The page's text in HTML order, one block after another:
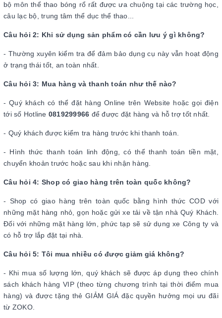
bộ môn thể thao bóng rổ rất được ưa chuộng tại các trường học,
câu lạc bộ, trung tâm thể dục thể thao...
Câu hỏi 2: Khi sử dụng sản phẩm có cần lưu ý gì không?
- Thường xuyên kiểm tra để đảm bảo dụng cụ này vẫn hoạt động
ở trạng thái tốt, an toàn nhất.
Câu hỏi 3: Mua hàng và thanh toán như thế nào?
- Quý khách có thể đặt hàng Online trên Website hoặc gọi điện
tới số Hotline 0819299966 để được đặt hàng và hỗ trợ tốt nhất.
- Quý khách được kiểm tra hàng trước khi thanh toán.
- Hình thức thanh toán linh động, có thể thanh toán tiền mặt,
chuyển khoản trước hoặc sau khi nhận hàng.
Câu hỏi 4: Shop có giao hàng trên toàn quốc không?
- Shop có giao hàng trên toàn quốc bằng hình thức COD với
những mặt hàng nhỏ, gọn hoặc gửi xe tải về tận nhà Quý Khách.
Đối với những mặt hàng lớn, phức tạp sẽ sử dụng xe Công ty và
có hỗ trợ lắp đặt tại nhà.
Câu hỏi 5: Tôi mua nhiều có được giảm giá không?
- Khi mua số lượng lớn, quý khách sẽ được áp dụng theo chính
sách khách hàng VIP (theo từng chương trình tại thời điểm mua
hàng) và được tặng thẻ GIẢM GIÁ đặc quyền hưởng mọi ưu đãi
từ ZOKO.